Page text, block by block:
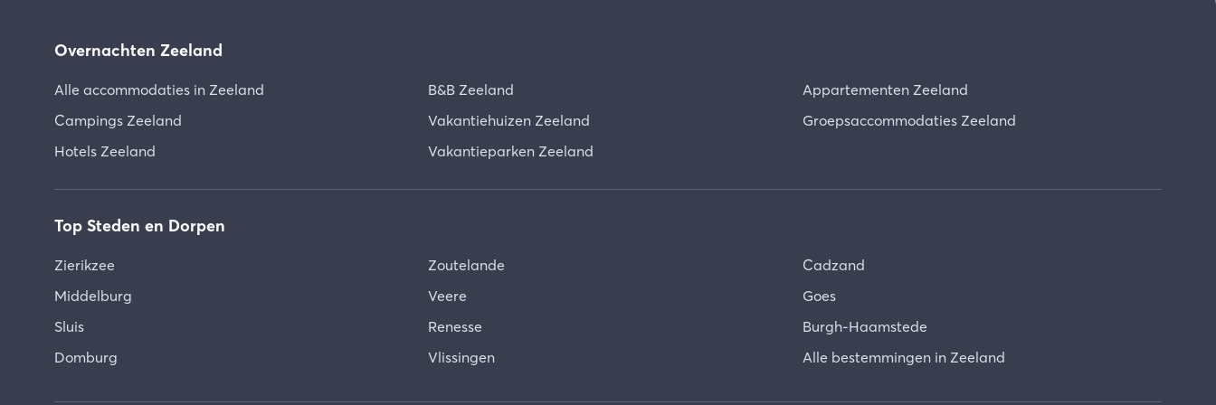
Overnachten Zeeland
Alle accommodaties in Zeeland
Campings Zeeland
Hotels Zeeland
B&B Zeeland
Vakantiehuizen Zeeland
Vakantieparken Zeeland
Appartementen Zeeland
Groepsaccommodaties Zeeland
Top Steden en Dorpen
Zierikzee
Middelburg
Sluis
Domburg
Zoutelande
Veere
Renesse
Vlissingen
Cadzand
Goes
Burgh-Haamstede
Alle bestemmingen in Zeeland